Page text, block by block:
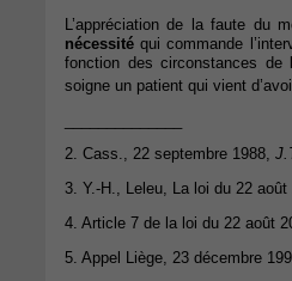
L’appréciation de la faute du
nécessité qui commande
fonction des circonstances de
soigne un patient qui vient
2. Cass., 22 septembre 1988,
3. Y.-H., Leleu, La loi du 22
4. Article 7 de la loi du 22 août
5. Appel Liège, 23 décembre